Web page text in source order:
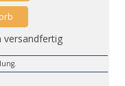
versandfertig